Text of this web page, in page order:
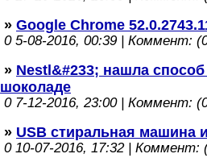
» Google Chrome
05-08-2016, 00:39 | Коммент:
» Nestl&#233; нашла
шоколаде
07-12-2016, 23:00 | Коммент:
» USB стиральная машина
010-07-2016, 17:32 | Коммент: